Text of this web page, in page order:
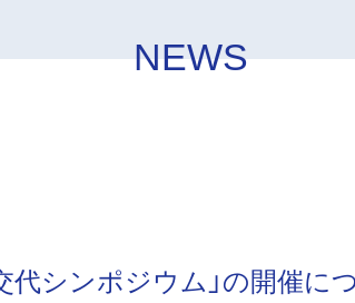
NEWS
代シンポジウム」の開催に